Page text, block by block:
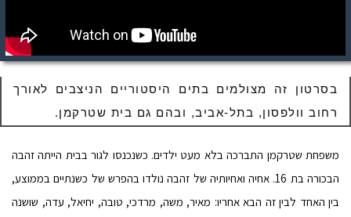
בסרטון זה מצולמים בתים היסטוריים הניצבים לאורך
רחוב וולפסון, בתל-אביב, ובהם גם בית שטרקמן.
משפחת שטרקמן התברכה בלא מעט ילדים. כשנכנסו לגור בבית הייתה זהבה
הבכורה בת 16. אחיה ואחיותיה של זהבה נולדו בהפרש של כשנתיים בממוצע,
בין האחד לבין זה הבא אחריו: מאיר, משה, מרדכי, טובה, יחיאל, עדה, שושנה